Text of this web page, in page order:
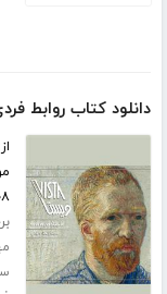
دانلود کتاب روابط